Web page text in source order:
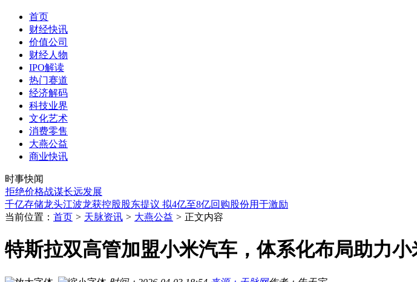
首页
财经快讯
价值公司
财经人物
IPO解读
热门赛道
经济解码
科技业界
文化艺术
消费零售
大燕公益
商业快讯
时事快闻
价格战谋长远发展
移远通信注册资本增至约2.88亿 通信技术领域发展再添新动力
影石CEO刘靖康宣称将重新定义运动与全景相机，拒绝价格战谋长远发展
杠杆资金动向曝光：电网设备等行业受青睐 半导体等行业遭减持
AMD与Anthropic深化合作：工程携手加速AI发展，内部广泛应用Claude
千亿存储龙头江波龙获控股股东提议 拟4亿至8亿回购股份用于激励
雷军分享小米澎程新车布局图：空间优化，N90转弯半径小引关注
金茂服务组织变革再升级：构建13大城市公司二级架构 深耕增值业务破局
BDO立信德豪：香港IPO市场向好 2027年前新股热潮将持续升温
当前位置： 首页 > 天脉资讯 > 大燕公益 > 正文内容
特斯拉双高管加盟小米汽车，体系化布局助力